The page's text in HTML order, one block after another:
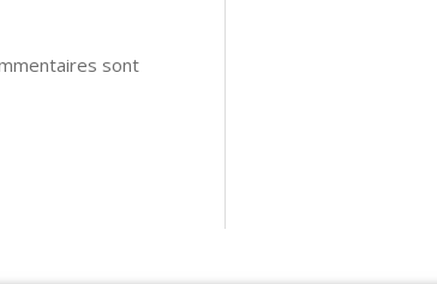
sont